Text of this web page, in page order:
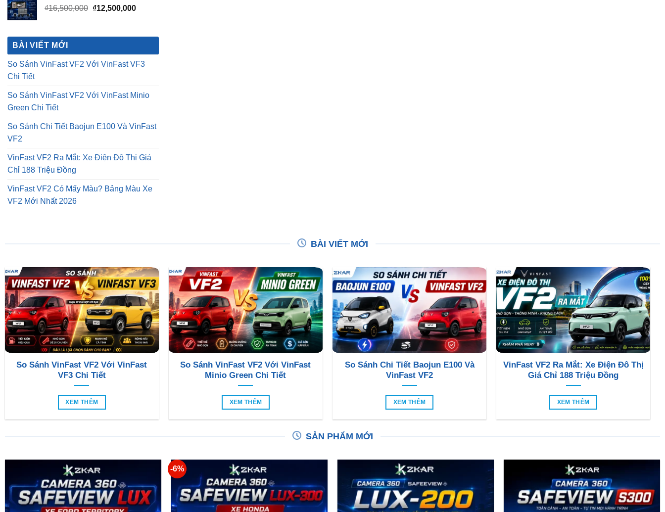
₫16,500,000 Giá
₫16,500,000.
₫12,500,000Giá
là:
BÀI VIẾT MỚI
So Sánh VinFast VF2 Với VinFast VF3
Chi Tiết
So Sánh VinFast VF2 Với VinFast Minio
Green Chi Tiết
So Sánh Chi Tiết Baojun E100 Và VinFast
VF2
VinFast VF2 Ra Mắt: Xe Điện Đô Thị Giá
Chỉ 188 Triệu Đồng
VinFast VF2 Có Mấy Màu? Bảng Màu Xe
VF2 Mới Nhất 2026
BÀI VIẾT MỚI
So Sánh VinFast VF2 Với VinFast
VF3 Chi Tiết
XEM THÊM
So Sánh VinFast VF2 Với VinFast
Minio Green Chi Tiết
XEM THÊM
So Sánh Chi Tiết Baojun E100 Và
VinFast VF2
XEM THÊM
VinFast VF2 Ra Mắt: Xe Điện Đô Thị
Giá Chỉ 188 Triệu Đồng
XEM THÊM
SẢN PHẨM MỚI
-6%